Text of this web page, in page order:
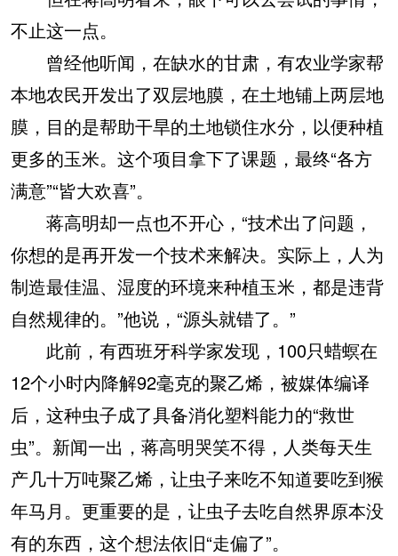
不止这一点。
曾经他听闻，在缺水的甘肃，有农业学家帮
本地农民开发出了双层地膜，在土地铺上两层地
膜，目的是帮助干旱的土地锁住水分，以便种植
更多的玉米。这个项目拿下了课题，最终“各方
满意”“皆大欢喜”。
蒋高明却一点也不开心，“技术出了问题，
你想的是再开发一个技术来解决。实际上，人为
制造最佳温、湿度的环境来种植玉米，都是违背
自然规律的。”他说，“源头就错了。”
此前，有西班牙科学家发现，100只蜡螟在
12个小时内降解92毫克的聚乙烯，被媒体编译
后，这种虫子成了具备消化塑料能力的“救世
虫”。新闻一出，蒋高明哭笑不得，人类每天生
产几十万吨聚乙烯，让虫子来吃不知道要吃到猴
年马月。更重要的是，让虫子去吃自然界原本没
有的东西，这个想法依旧“走偏了”。